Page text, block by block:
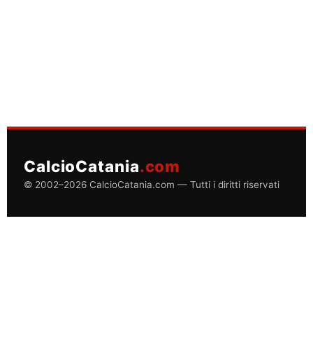
CalcioCatania.com
© 2002–2026 CalcioCatania.com — Tutti i diritti riservati